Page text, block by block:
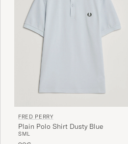
FRED PERRY
Plain Polo Shirt Dusty Blue
SML